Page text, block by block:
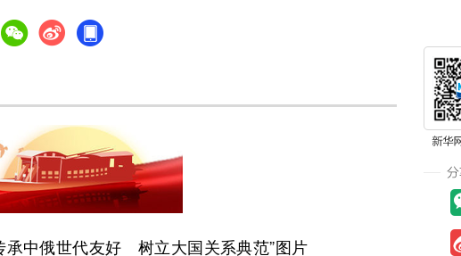
中俄世代友好 树立大国关系典范”图片